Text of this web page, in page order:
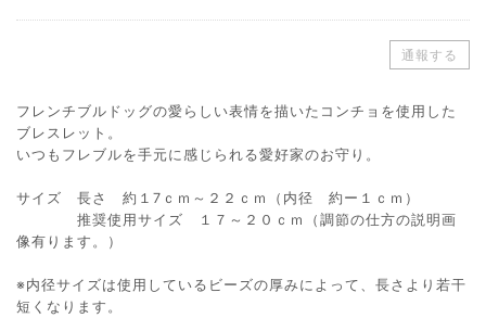
通報する
フレンチブルドッグの愛らしい表情を描いたコンチョを使用した
ブレスレット。
いつもフレブルを手元に感じられる愛好家のお守り。
サイズ 長さ 約１7ｃｍ～２２ｃｍ（内径 約ー１ｃｍ）
推奨使用サイズ １７～２０ｃｍ（調節の仕方の説明画
像有ります。）
※内径サイズは使用しているビーズの厚みによって、長さより若干
短くなります。